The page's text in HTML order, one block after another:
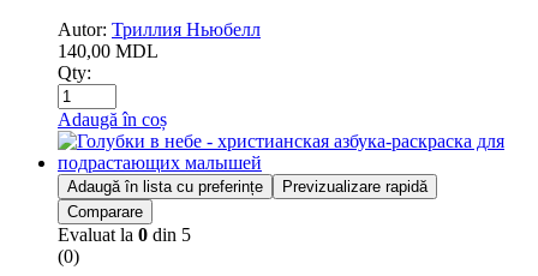
Autor: Триллия Ньюбелл
140,00 MDL
Qty:
Adaugă în coș
Adaugă în lista cu preferințe
Previzualizare rapidă
Comparare
Evaluat la 0 din 5
(0)